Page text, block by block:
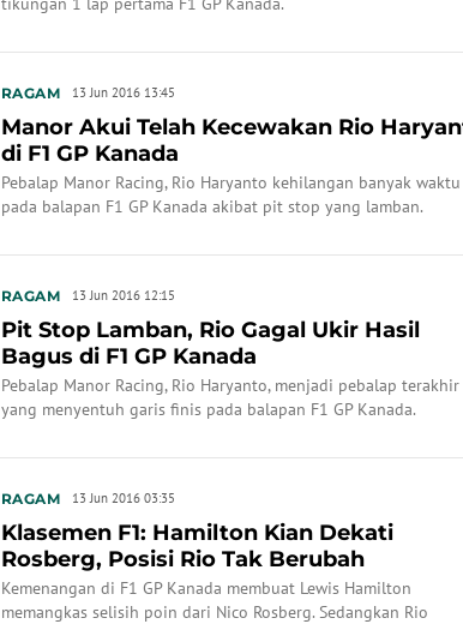
RAGAM 13 Jun 2016 13:45
Manor Akui Telah Kecewakan Rio
di F1 GP Kanada
Pebalap Manor Racing, Rio Haryanto kehilangan banyak waktu
pada balapan F1 GP Kanada akibat pit stop yang lamban.
RAGAM 13 Jun 2016 12:15
Pit Stop Lamban, Rio Gagal Ukir Hasil
Bagus di F1 GP Kanada
Pebalap Manor Racing, Rio Haryanto, menjadi pebalap terakhir
yang menyentuh garis finis pada balapan F1 GP Kanada.
RAGAM 13 Jun 2016 03:35
Klasemen F1: Hamilton Kian Dekati
Rosberg, Posisi Rio Tak Berubah
Kemenangan di F1 GP Kanada membuat Lewis Hamilton
memangkas selisih poin dari Nico Rosberg. Sedangkan Rio